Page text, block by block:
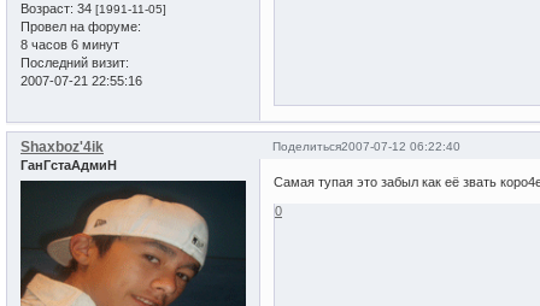
Возраст: 34 [1991-11-05]
Провел на форуме:
8 часов 6 минут
Последний визит:
2007-07-21 22:55:16
Поделиться2007-07-12 06:22:40
Shaxboz'4ik
ГанГстаАдмиН
Самая тупая это забыл как её звать
0